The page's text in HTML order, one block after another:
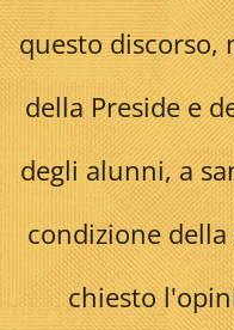
questo discorso,
della Preside e
degli alunni, a
condizione
chiesto